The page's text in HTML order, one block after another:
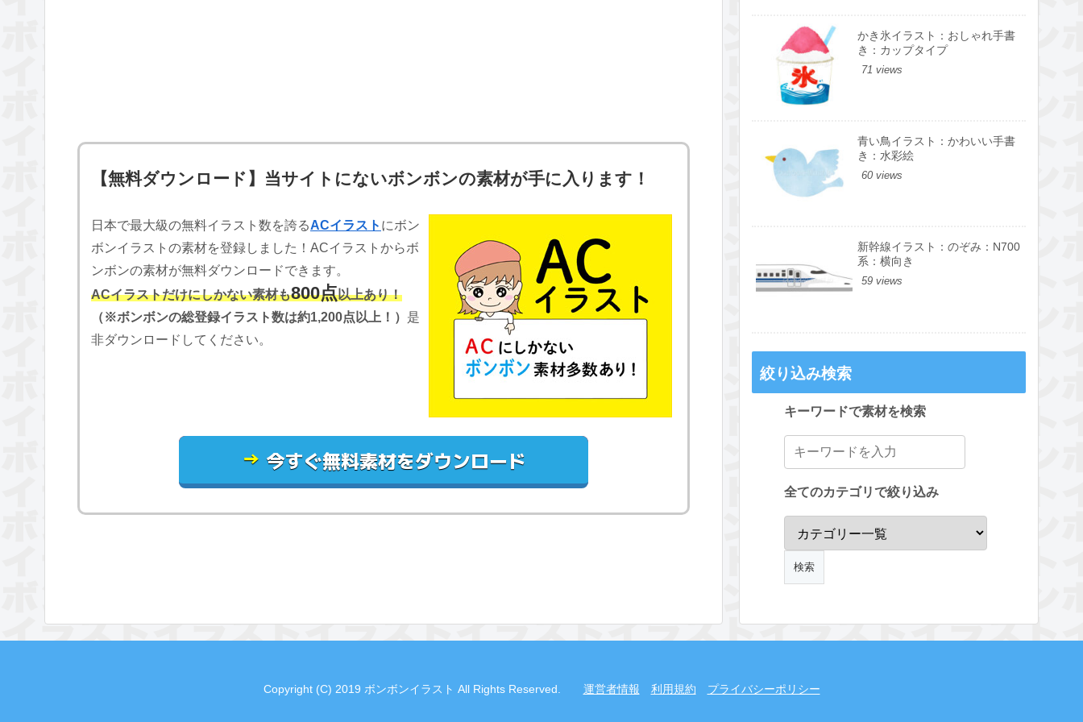
【無料ダウンロード】当サイトにないボンボンの素材が手に入ります！
日本で最大級の無料イラスト数を誇るACイラスト にボン
ボンイラストの素材を登録しました！ACイラストからボ
ンボンの素材が無料ダウンロードできます。
ACイラストだけにしかない素材も800点以上あり！
（※ボンボンの総登録イラスト数は約1,200点以上！） 是
非ダウンロードしてください。
→ 今すぐ無料素材をダウンロード
かき氷イラスト：おしゃれ手書
き：カップタイプ
71 views
青い鳥イラスト：かわいい手書
き：水彩絵
60 views
新幹線イラスト：のぞみ：N700
系：横向き
59 views
絞り込み検索
キーワードで素材を検索
全てのカテゴリで絞り込み
Copyright (C) 2019 ボンボンイラスト All Rights Reserved. 運営者情報 利用規約 プライバシーポリシー